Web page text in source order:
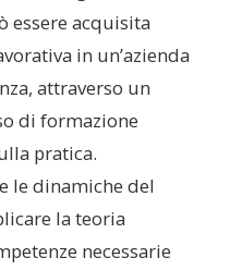
essere acquisita
in un’azienda
attraverso un
di formazione
pratica.
le dinamiche del
la teoria
necessarie